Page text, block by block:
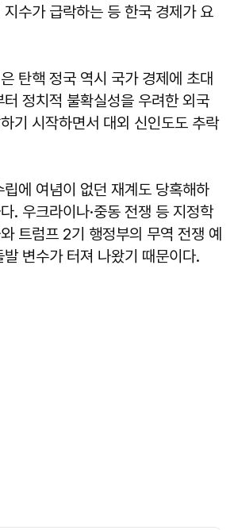
수가 급락하는 등 한국 경제가 요
탄핵 정국 역시 국가 경제에 초대
정치적 불확실성을 우려한 외국
기 시작하면서 대외 신인도도 추락
에 여념이 없던 재계도 당혹해하
. 우크라이나·중동 전쟁 등 지정학
트럼프 2기 행정부의 무역 전쟁 예
변수가 터져 나왔기 때문이다.